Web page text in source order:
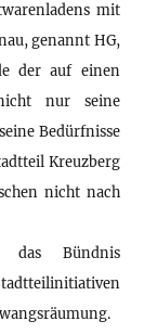
mit
genannt HG,
der auf einen
nur seine
Bedürfnisse
Kreuzberg
nicht nach
das Bündnis